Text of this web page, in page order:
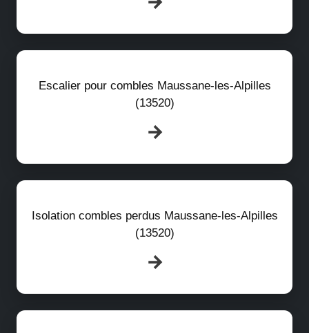
Escalier pour combles Maussane-les-Alpilles
(13520)
Isolation combles perdus Maussane-les-Alpilles
(13520)